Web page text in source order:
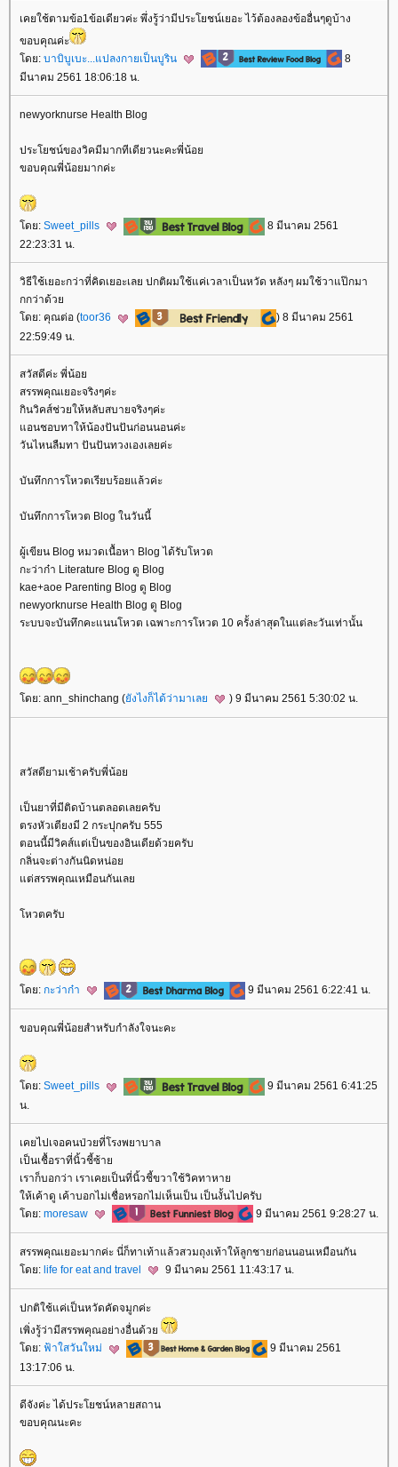
เคยใช้ตามข้อ1ข้อเดียวค่ะ พึ่งรู้ว่ามีประโยชน์เยอะ ไว้ต้องลองข้ออื่นๆดูบ้าง
ขอบคุณค่ะ
ดย: บาบิบูเบะ...แปลงกายเป็นบูริน
8
มีนาคม 2561 18:06:18 น.
newyorknurse Health Blog
ประโยชน์ของวิคมีมากทีเดียวนะคะพี่น้อ
ขอบคุณพี่น้อยมากค่ะ
ดย: Sweet_pills
8 มีนาคม 2561
22:23:31 น.
วิธีใช้เยอะกว่าที่คิดเยอะเลย ปกติผมใช้แค่เวลาเป็นหวัด หลังๆ ผมใช้วาแป๊กมา
กกว่าด้ว
ดย: คุณต่อ (toor36
) 8 มีนาคม 2561
22:59:49 น.
สวัสดีค่ะ พี่น้อ
สรรพคุณเยอะจริงๆค่ะ
กินวิคส์ช่วยให้หลับสบายจริงๆค่ะ
อนชอบทาให้น้องปันปันก่อนนอนค่ะ
วันไหนลืมทา ปันปันทวงเองเลยค่ะ
บันทึกการโหวตเรียบร้อยแล้วค่ะ
บันทึกการโหวต Blog ในวันนี้
ผู้เขียน Blog หมวดเนื้อหา Blog ได้รับโหวต
กะว่าก๋า Literature Blog ดู Blog
kae+aoe Parenting Blog ดู Blog
newyorknurse Health Blog ดู Blog
ระบบจะบันทึกคะแนนโหวต เฉพาะการโหวต 10 ครั้งล่าสุดในแต่ละวันเท่านั้น
ดย: ann_shinchang (ังไงก็ได้ว่ามาเล ) 9 มีนาคม 2561 5:30:02 น.
สวัสดียามเช้าครับพี่น้อ
เป็นยาที่มีติดบ้านตลอดเลยครับ
ตรงหัวเตียงมี 2 กระปุกครับ 555
ตอนนี้มีวิคส์แต่เป็นของอินเดียด้วยครับ
กลิ่นจะต่างกันนิดหน่อ
ต่สรรพคุณเหมือนกันเล
หวตครับ
ดย: กะว่าก๋า 9 มีนาคม 2561 6:22:41 น.
ขอบคุณพี่น้อยสำหรับกำลังใจนะคะ
ดย: Sweet_pills
9 มีนาคม 2561 6:41:25
น.
เคยไปเจอคนป่วยที่โรงพยาบาล
เป็นเชื้อราที่นิ้วชี้ซ้า
เราก็บอกว่า เราเคยเป็นที่นิ้วชี้ขวาใช้วิคทาหา
ห้เค้าดู เค้าบอกไม่เชื่อหรอกไม่เห็นเป็น เป็นงั้นไปครับ
ดย: moresaw 9 มีนาคม 2561 9:28:27 น.
สรรพคุณเยอะมากค่ะ นี่ก็ทาเท้าแล้วสวมถุงเท้าให้ลูกชายก่อนนอนเหมือนกัน
ดย: life for eat and travel 9 มีนาคม 2561 11:43:17 น.
ปกติใช้แค่เป็นหวัดคัดจมูกค่ะ
เพิ่งรู้ว่ามีสรรพคุณอย่างอื่นด้ว
ดย: ฟ้าใสวันใหม่
9 มีนาคม 2561
13:17:06 น.
ดีจังค่ะ ได้ประโยชน์หลายสถาน
ขอบคุณนะคะ